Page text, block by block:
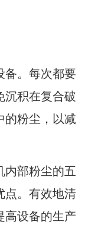
备。每次都要
沉积在复合破
的粉尘，以减
内部粉尘的五
点。有效地清
高设备的生产